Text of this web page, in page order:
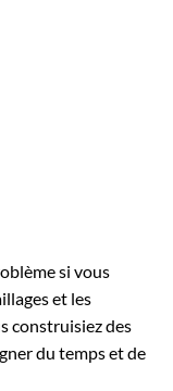
si vous
et les
construisiez des
du temps et de